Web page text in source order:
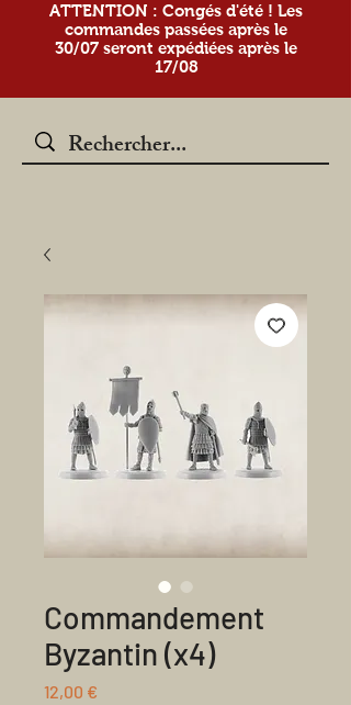
ATTENTION : Congés d'été ! Les
commandes passées après le
30/07 seront expédiées après le
17/08
Commandement
Byzantin (x4)
12,00 €